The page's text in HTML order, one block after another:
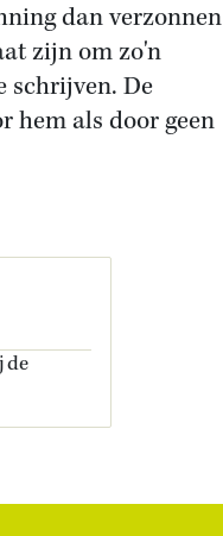
dan verzonnen
zijn om zo'n
schrijven. De
hem als door geen
de